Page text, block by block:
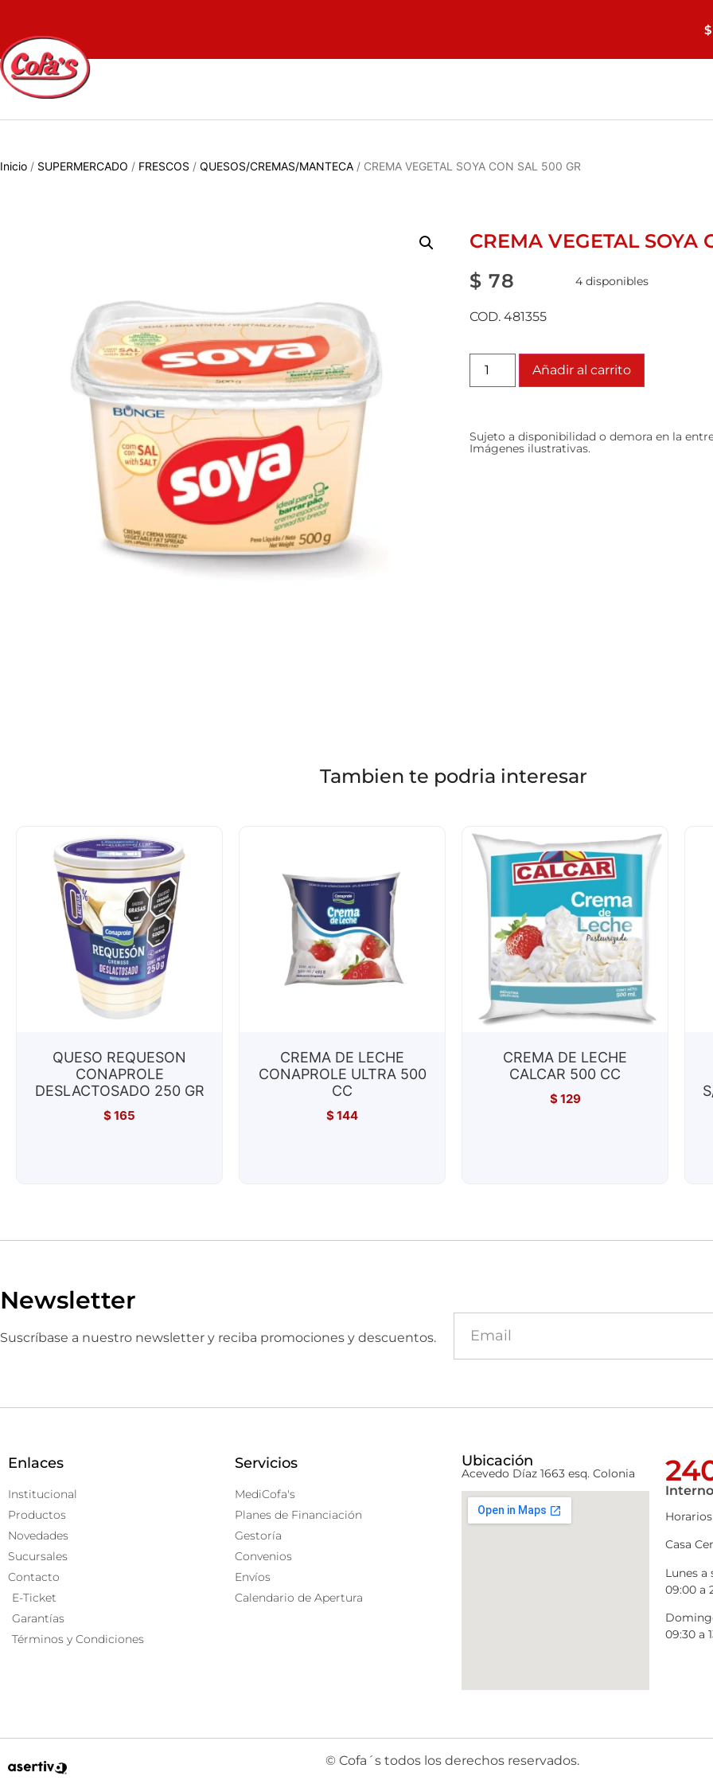
$
Inicio / SUPERMERCADO / FRESCOS / QUESOS/CREMAS/MANTECA / CREMA VEGETAL SOYA CON SAL 500 GR
CREMA VEGETAL SOYA
$ 78 4 disponibles
COD. 481355
Añadir al carrito
Sujeto a disponibilidad o demora en la
Imágenes ilustrativas.
Tambien te podria interesar
QUESO REQUESON
CONAPROLE
DESLACTOSADO 250 GR
$165
CREMA DE LECHE
CONAPROLE ULTRA 500
CC
$144
CREMA DE LECHE
CALCAR 500 CC
$129
Newsletter
Suscríbase a nuestro newsletter y reciba promociones y descuentos.
Enlaces
Institucional
Productos
Novedades
Sucursales
Contacto
E-Ticket
Garantías
Términos y Condiciones
Servicios
MediCofa's
Planes de Financiación
Gestoría
Convenios
Envíos
Calendario de Apertura
Ubicación
Acevedo Díaz 1663 esq. Colonia
Horarios
Casa
Lunes a
09:00 a
09:30 a
© Cofa´s todos los derechos reservados.